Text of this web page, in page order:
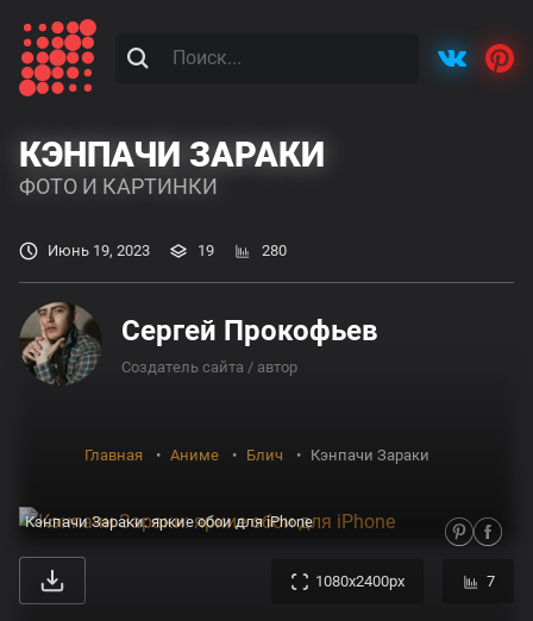
КЭНПАЧИ ЗАРАКИ
ФОТО И КАРТИНКИ
Июнь 19, 2023 19 280
Сергей Прокофьев
Создатель сайта / автор
Главная Аниме Блич Кэнпачи Зараки
Кэнпачи Зараки: яркие обои для iPhone
1080x2400px 7